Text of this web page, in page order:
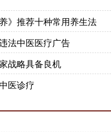
》推荐十种常用养生法
法中医医疗广告
战略具备良机
医诊疗